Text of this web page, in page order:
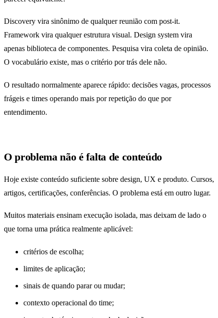
Discovery vira sinônimo de qualquer reunião com post-it.
Framework vira qualquer estrutura visual. Design system vira
apenas biblioteca de componentes. Pesquisa vira coleta de opinião.
O vocabulário existe, mas o critério por trás dele não.
O resultado normalmente aparece rápido: decisões vagas, processos
frágeis e times operando mais por repetição do que por
entendimento.
O problema não é falta de conteúdo
Hoje existe conteúdo suficiente sobre design, UX e produto. Cursos,
artigos, certificações, conferências. O problema está em outro lugar.
Muitos materiais ensinam execução isolada, mas deixam de lado o
que torna uma prática realmente aplicável:
critérios de escolha;
limites de aplicação;
sinais de quando parar ou mudar;
contexto operacional do time;